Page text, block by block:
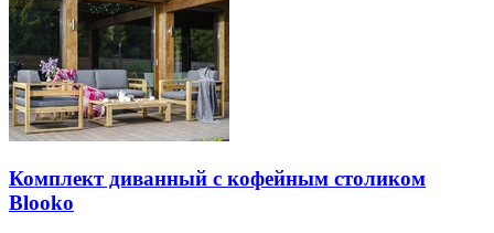
Комплект диванный с кофейным столиком
Blooko